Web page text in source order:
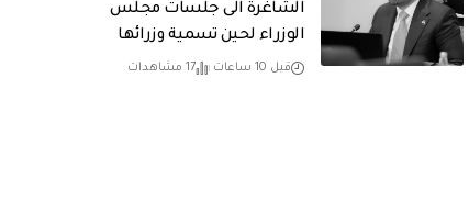
الشاغرة الى جلسات مجلس
الوزراء لحين تسمية وزرائها
قبل 10 ساعات 17 مشاهدات